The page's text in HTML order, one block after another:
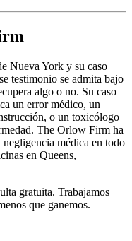
Nueva York y su caso
testimonio se admita bajo
algo o no. Su caso
un error médico, un
o un toxicólogo
The Orlow Firm ha
negligencia médica en todo
en Queens,
gratuita. Trabajamos
que ganemos.